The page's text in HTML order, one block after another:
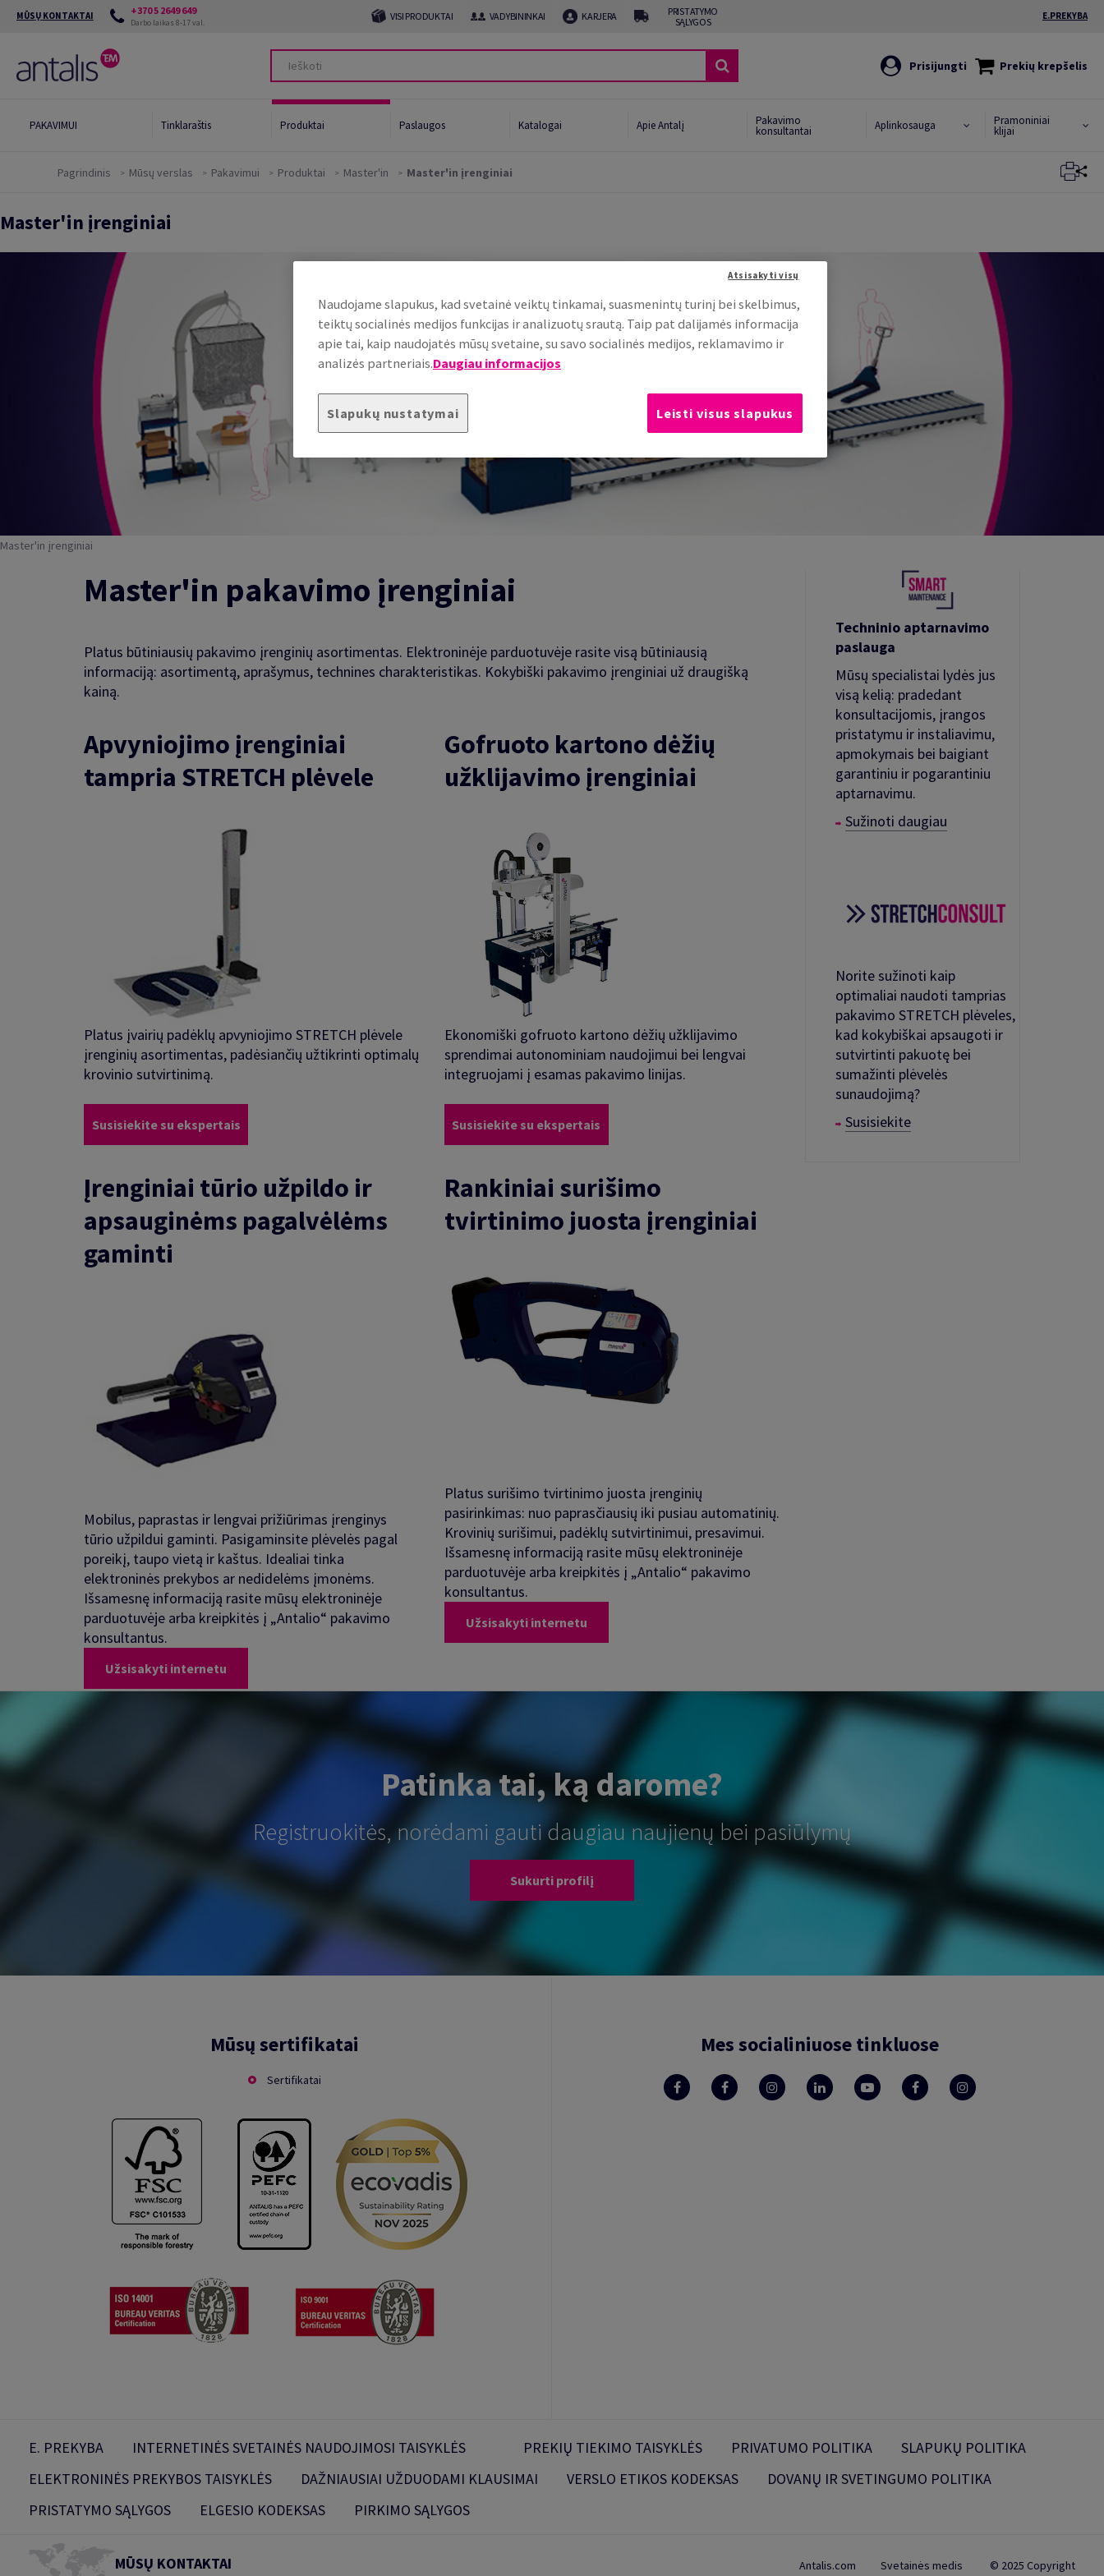
MŪSŲ KONTAKTAI +370 5 2649 649
Darbo laikas 8-17 val. VISI PRODUKTAI VADYBININKAI KARJERA
PRISTATYMO
SĄLYGOS
E.PREKYBA
Prisijungti Prekių krepšelis
PAKAVIMUI Tinklaraštis Produktai Paslaugos Katalogai Apie Antalį Pakavimo
konsultantai Aplinkosauga Pramoniniai
klijai
Green Star System
Green Card
Tvarūs sprendimai
klijai
Pakavimo linijos pabaiga
Pakuočių gamintojams
Pagrindinis Mūsų verslas Pakavimui Produktai Master'in Master'in įrenginiai
Master'in įrenginiai
Master'in įrenginiai
Master'in pakavimo įrenginiai
Platus būtiniausių pakavimo įrenginių asortimentas. Elektroninėje parduotuvėje rasite visą būtiniausią
informaciją: asortimentą, aprašymus, technines charakteristikas. Kokybiški pakavimo įrenginiai už draugišką
kainą.
Apvyniojimo įrenginiai
tampria STRETCH plėvele
Platus įvairių padėklų apvyniojimo STRETCH plėvele
įrenginių asortimentas, padėsiančių užtikrinti optimalų
krovinio sutvirtinimą.
Susisiekite su ekspertais
Gofruoto kartono dėžių
užklijavimo įrenginiai
Ekonomiški gofruoto kartono dėžių užklijavimo
sprendimai autonominiam naudojimui bei lengvai
integruojami į esamas pakavimo linijas.
Susisiekite su ekspertais
Įrenginiai tūrio užpildo ir
apsauginėms pagalvėlėms
gaminti
Mobilus, paprastas ir lengvai prižiūrimas įrenginys
tūrio užpildui gaminti. Pasigaminsite plėvelės pagal
poreikį, taupo vietą ir kaštus. Idealiai tinka
elektroninės prekybos ar nedidelėms įmonėms.
Išsamesnę informaciją rasite mūsų elektroninėje
parduotuvėje arba kreipkitės į „Antalio“ pakavimo
konsultantus.
Užsisakyti internetu
Rankiniai surišimo
tvirtinimo juosta įrenginiai
Platus surišimo tvirtinimo juosta įrenginių
pasirinkimas: nuo paprasčiausių iki pusiau automatinių.
Krovinių surišimui, padėklų sutvirtinimui, presavimui.
Išsamesnę informaciją rasite mūsų elektroninėje
parduotuvėje arba kreipkitės į „Antalio“ pakavimo
konsultantus.
Užsisakyti internetu
Techninio aptarnavimo
paslauga
Mūsų specialistai lydės jus
visą kelią: pradedant
konsultacijomis, įrangos
pristatymu ir instaliavimu,
apmokymais bei baigiant
garantiniu ir pogarantiniu
aptarnavimu.
Sužinoti daugiau
Norite sužinoti kaip
optimaliai naudoti tamprias
pakavimo STRETCH plėveles,
kad kokybiškai apsaugoti ir
sutvirtinti pakuotę bei
sumažinti plėvelės
sunaudojimą?
Susisiekite
Patinka tai, ką darome?
Registruokitės, norėdami gauti daugiau naujienų bei pasiūlymų
Sukurti profilį
Mūsų sertifikatai
Sertifikatai
Mes socialiniuose tinkluose
E. PREKYBA INTERNETINĖS SVETAINĖS NAUDOJIMOSI TAISYKLĖS PREKIŲ TIEKIMO TAISYKLĖS PRIVATUMO POLITIKA
SLAPUKŲ POLITIKA
ELEKTRONINĖS PREKYBOS TAISYKLĖS
DAŽNIAUSIAI UŽDUODAMI KLAUSIMAI VERSLO ETIKOS KODEKSAS
DOVANŲ IR SVETINGUMO POLITIKA
PRISTATYMO SĄLYGOS
ELGESIO KODEKSAS PIRKIMO SĄLYGOS
MŪSŲ KONTAKTAI Antalis.com Svetainės medis © 2025 Copyright
Naudojame slapukus, kad svetainė veiktų tinkamai, suasmenintų turinį bei skelbimus,
teiktų socialinės medijos funkcijas ir analizuotų srautą. Taip pat dalijamės informacija
apie tai, kaip naudojatės mūsų svetaine, su savo socialinės medijos, reklamavimo ir
analizės partneriais.Daugiau informacijos
Slapukų nustatymai
Atsisakyti visų
Leisti visus slapukus